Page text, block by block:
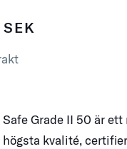
SEK
Safe Grade II 50 är
högsta kvalité,